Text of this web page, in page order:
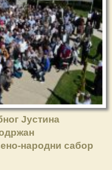
Јустина
народни сабор